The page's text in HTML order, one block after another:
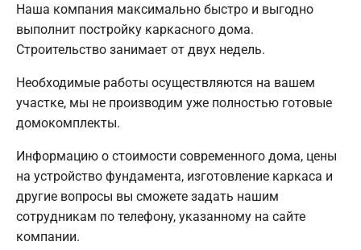
Наша компания максимально быстро и выгодно
выполнит постройку каркасного дома.
Строительство занимает от двух недель.
Необходимые работы осуществляются на вашем
участке, мы не производим уже полностью готовые
домокомплекты.
Информацию о стоимости современного дома, цены
на устройство фундамента, изготовление каркаса и
другие вопросы вы сможете задать нашим
сотрудникам по телефону, указанному на сайте
компании.